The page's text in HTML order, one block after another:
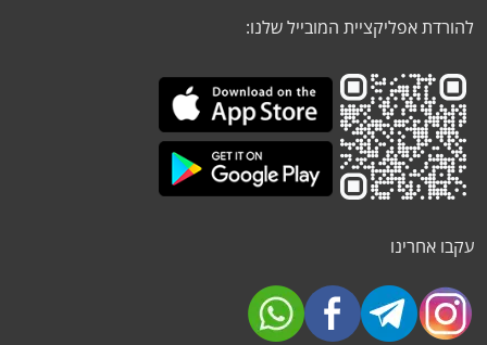
להורדת אפליקציית המובייל שלנו:
עקבו אחרינו